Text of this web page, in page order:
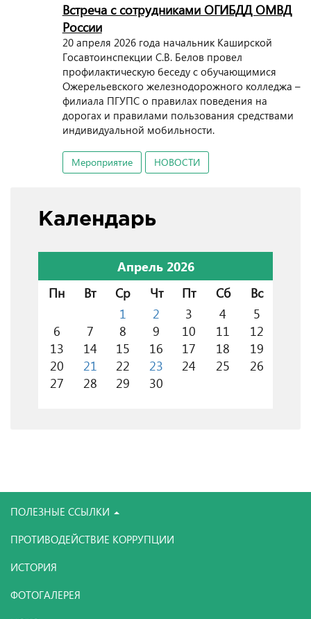
Встреча с сотрудниками ОГИБДД ОМВД
России
20 апреля 2026 года начальник Каширской
Госавтоинспекции С.В. Белов провел
профилактическую беседу с обучающимися
Ожерельевского железнодорожного колледжа –
филиала ПГУПС о правилах поведения на
дорогах и правилами пользования средствами
индивидуальной мобильности.
Мероприятие НОВОСТИ
Календарь
Апрель 2026
Пн
Вт Ср Чт Пт Сб
Вс
1
2 3 4
5
6
7 8 9 10 11
12
13
14 15 16 17 18
19
20
21 22 23 24 25
26
27
28 29 30
ПОЛЕЗНЫЕ ССЫЛКИ
ПРОТИВОДЕЙСТВИЕ КОРРУПЦИИ
ИСТОРИЯ
ФОТОГАЛЕРЕЯ